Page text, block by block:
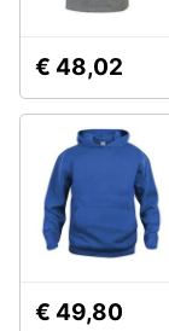
Festività
ricorrenze
Promozioni
Occhiali
Vedi
tutti
Vestiari
Felpa
€ 48,02
€ 49,80